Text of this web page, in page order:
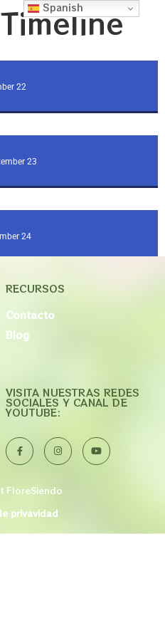
22
23
24
RECURSOS
Contacto
Blog
VISITA NUESTRAS REDES
SOCIALES Y CANAL DE
YOUTUBE:
FloreSiendo
privavidad
Spanish